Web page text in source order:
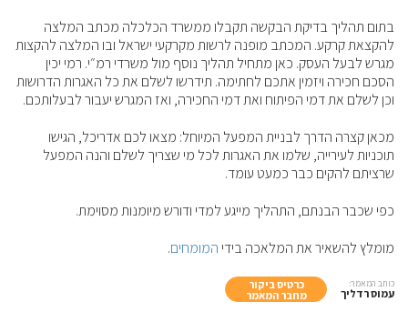
בתום תהליך בדיקת הבקשה תקבלו ממשרד הכלכלה מכתב המלצה
להקצאת קרקע. המכתב מופנה לרשות מקרקעי ישראל ובו המלצה להקצות
מגרש לבעל העסק. כאן מתחיל תהליך נוסף מול משרדי רמ״י. רמי יכין
הסכם חכירה ויזמין אתכם לחתימה. תידרשו לשלם את כל האגרות הדרושות
וכן לשלם את דמי הפיתוח ואת דמי החכירה, ואז המגרש יעבור לבעלותכם.
מכאן קצרה הדרך לבניית המפעל המיוחל: מצאו לכם אדריכל, הגישו
תוכניות לעירייה, שלמו את האגרות לכל מי שצריך לשלם והנה המפעל
שרציתם להקים כבר כמעט עומד.
כפי שכבר הבנתם, התהליך מייגע למדי ודורש מיומנות מסוימת.
מומלץ להשאיר את המלאכה בידי המומחים.
כותב המאמר:
עמוס רדליך
כרטיס ביקור
מחבר המאמר